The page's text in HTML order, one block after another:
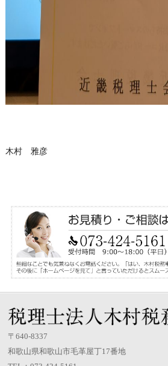
木村 雅彦
〒640-8337
和歌山県和歌山市毛革屋丁17番地